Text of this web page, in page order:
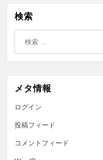
検索
メタ情報
ログイン
投稿フィード
コメントフィード